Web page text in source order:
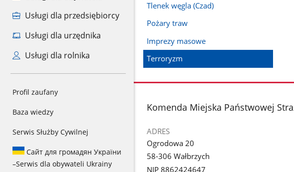
Usługi dla przedsiębiorcy
Usługi dla urzędnika
Usługi dla rolnika
Profil zaufany
Baza wiedzy
Serwis Służby Cywilnej
Сайт для громадян України
–Serwis dla obywateli Ukrainy
Tlenek węgla (Czad)
Pożary traw
Imprezy masowe
Terroryzm
stopka
Komenda Miejska Państwowej
ADRES
Ogrodowa 20
58-306 Wałbrzych
NIP 8862424647